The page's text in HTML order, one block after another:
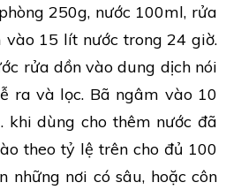
250g, nước 100ml, rửa
vào 15 lít nước trong 24 giờ.
rửa dồn vào dung dịch nói
ra và lọc. Bã ngâm vào 10
khi dùng cho thêm nước đã
theo tỷ lệ trên cho đủ 100
những nơi có sâu, hoặc côn